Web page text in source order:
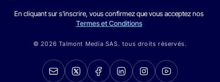
En cliquant sur s'inscrire, vous confirmez que vous acceptez nos
Termes et Conditions
© 2026 Talmont Media SAS. tous droits réservés.